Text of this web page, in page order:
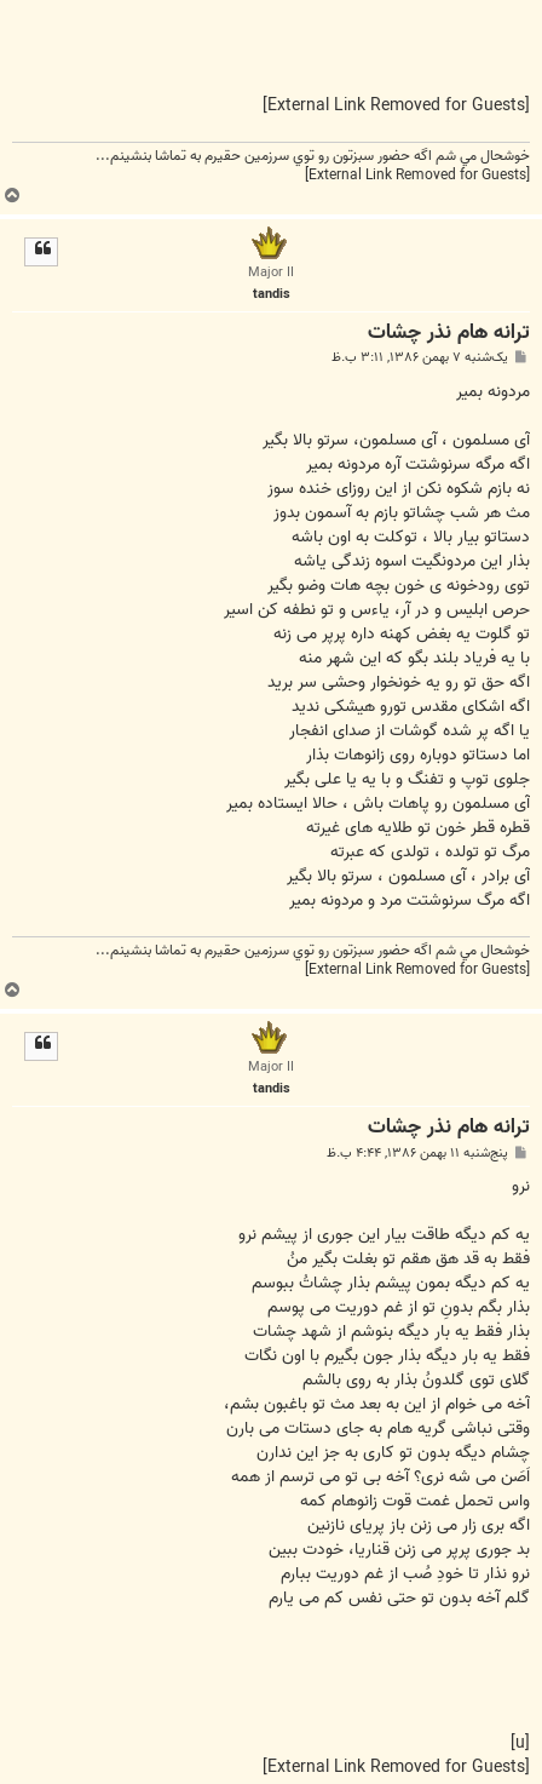
خوشحال مي شم اگه حضور سبزتون رو توي سرزمين حقيرم به تماشا بنشينم...
ب
ا
Major II
tandis
ترانه هام نذر چشات
پ
ت
یک‌شنبه ۷ بهمن ۱۳۸۶, ۳:۱۱ ب.ظ
مردونه بمیر
آی مسلمون ، آی مسلمون، سرتو بالا بگیر
اگه مرگه سرنوشتت آره مردونه بمیر
نه بازم شکوه نکن از این روزای خنده سوز
مث هر شب چشاتو بازم به آسمون بدوز
دستاتو بیار بالا ، توکلت به اون باشه
بذار این مردونگیت اسوه زندگی یاشه
توی رودخونه ی خون بچه هات وضو بگیر
حرص ابلیس و در آر، یاءس و تو نطفه کن اسیر
تو گلوت یه بغض کهنه داره پرپر می زنه
با یه فریاد بلند بگو که این شهر منه
اگه حق تو رو یه خونخوار وحشی سر برید
اگه اشکای مقدس تورو هیشکی ندید
یا اگه پر شده گوشات از صدای انفجار
اما دستاتو دوباره روی زانوهات بذار
جلوی توپ و تفنگ و با یه یا علی بگیر
آی مسلمون رو پاهات باش ، حالا ایستاده بمیر
قطره قطر خون تو طلایه های غیرته
مرگ تو تولده ، تولدی که عبرته
آی برادر ، آی مسلمون ، سرتو بالا بگیر
اگه مرگ سرنوشتت مرد و مردونه بمیر
خوشحال مي شم اگه حضور سبزتون رو توي سرزمين حقيرم به تماشا بنشينم...
ب
ا
Major II
tandis
ترانه هام نذر چشات
پ
ت
پنج‌شنبه ۱۱ بهمن ۱۳۸۶, ۴:۴۴ ب.ظ
نرو
یه کم دیگه طاقت بیار این جوری از پیشم نرو
فقط به قد هق هقم تو بغلت بگیر منُ
یه کم دیگه بمون پیشم بذار چشاتُ ببوسم
بذار بگم بدونِ تو از غم دوریت می پوسم
بذار فقط یه بار دیگه بنوشم از شهد چشات
فقط یه بار دیگه بذار جون بگیرم با اون نگات
گلای توی گلدونُ بذار به روی بالشم
آخه می خوام از این به بعد مث تو باغبون بشم،
وقتی نباشی گریه هام به جای دستات می بارن
چشام دیگه بدون تو کاری به جز این ندارن
اَصَن می شه نری؟ آخه بی تو می ترسم از همه
واس تحمل غمت قوت زانوهام کمه
اگه بری زار می زنن باز پریای نازنین
بد جوری پرپر می زنن قناریا، خودت ببین
نرو نذار تا خودِ صُب از غم دوریت ببارم
گلم آخه بدون تو حتی نفس کم می یارم